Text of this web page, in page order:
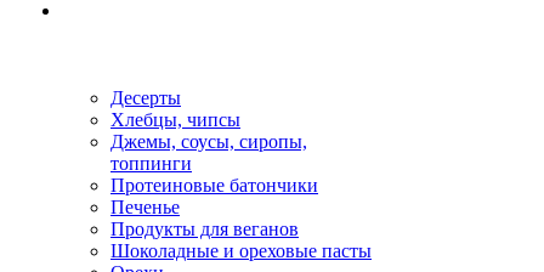
Десерты
Хлебцы, чипсы
Джемы, соусы, сиропы,
топпинги
Протеиновые батончики
Печенье
Продукты для веганов
Шоколадные и ореховые пасты